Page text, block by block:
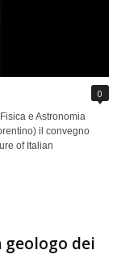
0
e Astronomia
il convegno
of Italian
geologo dei